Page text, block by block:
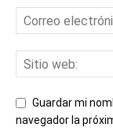
Guardar mi
navegador la